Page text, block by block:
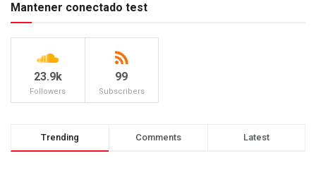
Mantener conectado test
23.9k
Followers
99
Subscribers
Trending Comments Latest